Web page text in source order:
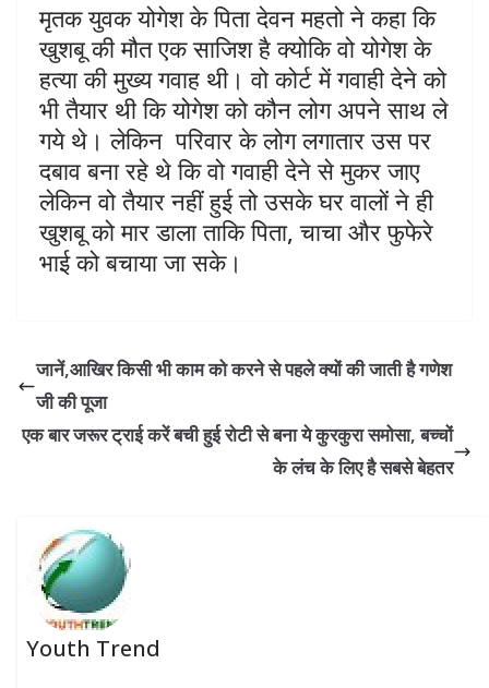
मृतक युवक योगेश के पिता देवन महतो ने कहा कि
खुशबू की मौत एक साजिश है क्योकि वो योगेश के
हत्या की मुख्य गवाह थी। वो कोर्ट में गवाही देने को
भी तैयार थी कि योगेश को कौन लोग अपने साथ ले
गये थे। लेकिन परिवार के लोग लगातार उस पर
दबाव बना रहे थे कि वो गवाही देने से मुकर जाए
लेकिन वो तैयार नहीं हुई तो उसके घर वालों ने ही
खुशबू को मार डाला ताकि पिता, चाचा और फुफेरे
भाई को बचाया जा सके।
जानें,आखिर किसी भी काम को करने से पहले क्यों की जाती है गणेश
जी की पूजा
एक बार जरूर ट्राई करें बची हुई रोटी से बना ये कुरकुरा समोसा, बच्‍चों
के लंच के लिए है सबसे बेहतर
Youth Trend